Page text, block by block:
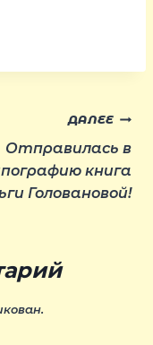
ДАЛЕЕ
Отправилась в
книга
Головановой!